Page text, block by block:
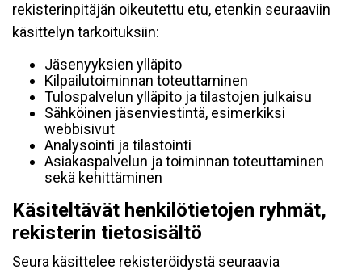
rekisterinpitäjän oikeutettu etu, etenkin seuraaviin
käsittelyn tarkoituksiin:
Jäsenyyksien ylläpito
Kilpailutoiminnan toteuttaminen
Tulospalvelun ylläpito ja tilastojen julkaisu
Sähköinen jäsenviestintä, esimerkiksi
webbisivut
Analysointi ja tilastointi
Asiakaspalvelun ja toiminnan toteuttaminen
sekä kehittäminen
Käsiteltävät henkilötietojen ryhmät,
rekisterin tietosisältö
Seura käsittelee rekisteröidystä seuraavia